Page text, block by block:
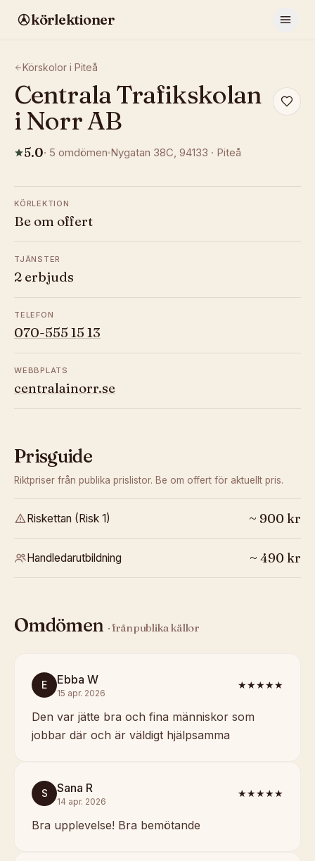
körlektioner
Körskolor i Piteå
Centrala Trafikskolan
i Norr AB
5.0· 5 omdömen Nygatan 38C, 94133 · Piteå
KÖRLEKTION
Be om offert
TJÄNSTER
2 erbjuds
TELEFON
070-555 15 13
WEBBPLATS
centralainorr.se
Prisguide
Riktpriser från publika prislistor. Be om offert för aktuellt pris.
Riskettan (Risk 1) ~ 900 kr
Handledarutbildning ~ 490 kr
Omdömen · från publika källor
E Ebba W
15 apr. 2026
★★★★★
Den var jätte bra och fina människor som
jobbar där och är väldigt hjälpsamma
S Sana R
14 apr. 2026
★★★★★
Bra upplevelse! Bra bemötande